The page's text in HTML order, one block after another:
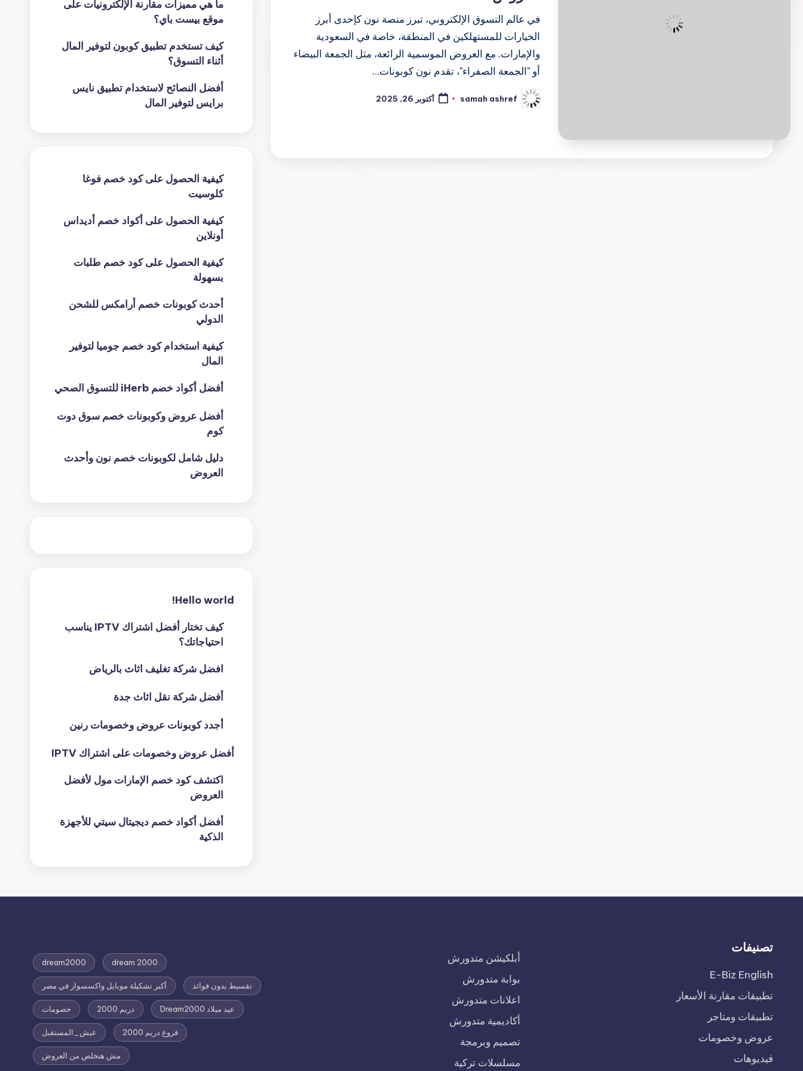
في عالم التسوق الإلكتروني، تبرز منصة نون كإحدى أبرز
الخيارات للمستهلكين في المنطقة، خاصة في السعودية
والإمارات. مع العروض الموسمية الرائعة، مثل الجمعة البيضاء
أو "الجمعة الصفراء"، تقدم نون كوبونات…
تمّ
النشر
samah ashref أكتوبر 26, 2025
ما هي مميزات مقارنة الإلكترونيات على
موقع بيست باي؟
كيف تستخدم تطبيق كوبون لتوفير المال
أثناء التسوق؟
أفضل النصائح لاستخدام تطبيق نايس
برايس لتوفير المال
كيفية الحصول على كود خصم فوغا
كلوسيت
كيفية الحصول على أكواد خصم أديداس
أونلاين
كيفية الحصول على كود خصم طلبات
بسهولة
أحدث كوبونات خصم أرامكس للشحن
الدولي
كيفية استخدام كود خصم جوميا لتوفير
المال
أفضل أكواد خصم iHerb للتسوق الصحي
أفضل عروض وكوبونات خصم سوق دوت
كوم
دليل شامل لكوبونات خصم نون وأحدث
العروض
Hello world!
كيف تختار أفضل اشتراك IPTV يناسب
احتياجاتك؟
افضل شركة تغليف اثاث بالرياض
أفضل شركة نقل اثاث جدة
أجدد كوبونات عروض وخصومات رنين
أفضل عروض وخصومات على اشتراك IPTV
اكتشف كود خصم الإمارات مول لأفضل
العروض
أفضل أكواد خصم ديجيتال سيتي للأجهزة
الذكية
تصنيفات
E-Biz English
تطبيقات مقارنة الأسعار
تطبيقات ومتاجر
عروض وخصومات
فيديوهات
أبلكيشن متدورش
بوابة متدورش
اعلانات متدورش
أكاديمية متدورش
تصميم وبرمجة
مسلسلات تركية
dream2000 dream 2000
أكبر تشكيلة موبايل واكسسوار في مصر تقسيط بدون فوائد
خصومات دريم 2000 عيد ميلاد Dream2000
عيش_المستقبل فروع دريم 2000
مش هنخلص من العروض